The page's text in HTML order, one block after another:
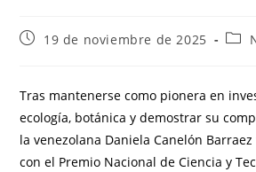
19 de noviembre de 2025
Tras mantenerse como pionera en
ecología, botánica y demostrar su
la venezolana Daniela Canelón
con el Premio Nacional de Ciencia y